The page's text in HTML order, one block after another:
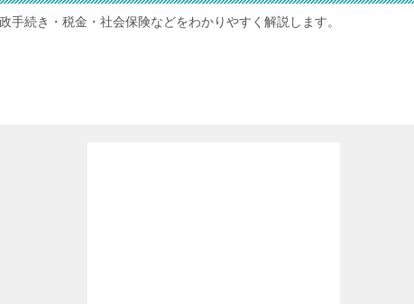
手続き・税金・社会保険などをわかりやすく解説します。